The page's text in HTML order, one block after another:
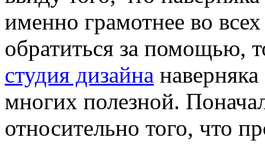
именно грамотнее во
обратиться за помощью,
студия дизайна
многих полезной.
относительно того, что